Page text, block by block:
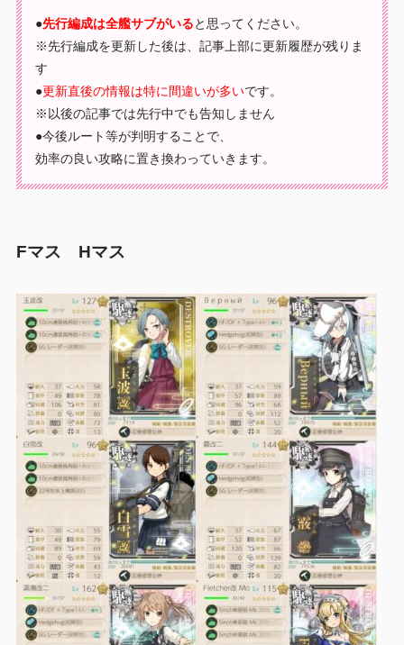
●先行編成は全艦サブがいると思ってください。
※先行編成を更新した後は、記事上部に更新履歴が残りま
す
●更新直後の情報は特に間違いが多いです。
※以後の記事では先行中でも告知しません
●今後ルート等が判明することで、
効率の良い攻略に置き換わっていきます。
Fマス Hマス